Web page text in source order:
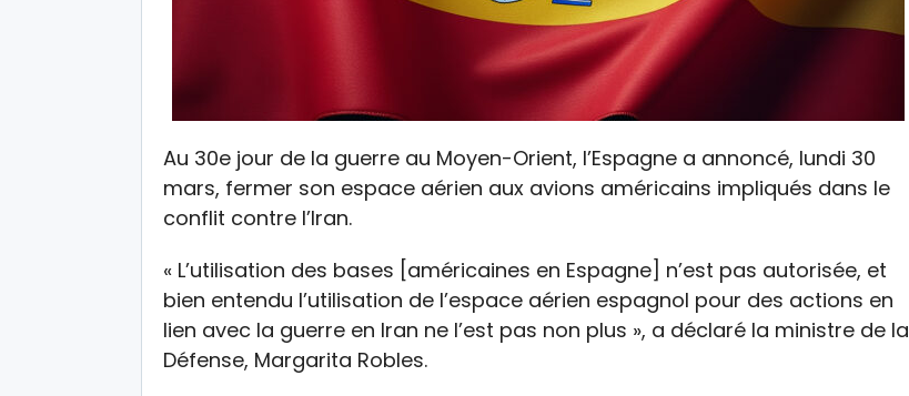
Au 30e jour de la guerre au Moyen-Orient, l’Espagne a annoncé, lundi 30
mars, fermer son espace aérien aux avions américains impliqués dans le
conflit contre l’Iran.
« L’utilisation des bases [américaines en Espagne] n’est pas autorisée, et
bien entendu l’utilisation de l’espace aérien espagnol pour des actions en
lien avec la guerre en Iran ne l’est pas non plus », a déclaré la ministre de la
Défense, Margarita Robles.